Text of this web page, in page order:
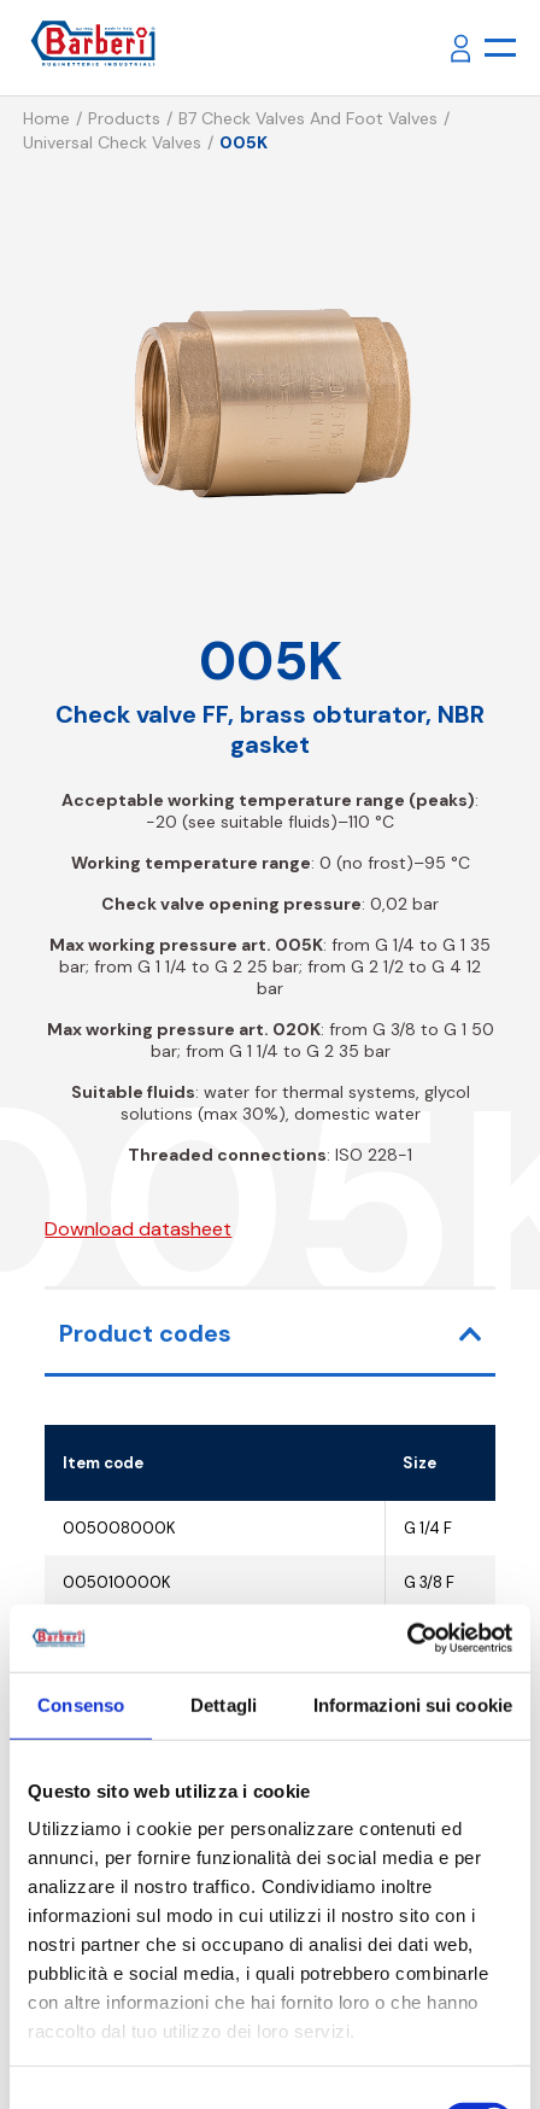
Consenso Dettagli Informazioni sui cookie
Questo sito web utilizza i cookie
Utilizziamo i cookie per personalizzare contenuti ed
annunci, per fornire funzionalità dei social media e per
analizzare il nostro traffico. Condividiamo inoltre
informazioni sul modo in cui utilizzi il nostro sito con i
nostri partner che si occupano di analisi dei dati web,
pubblicità e social media, i quali potrebbero combinarle
con altre informazioni che hai fornito loro o che hanno
raccolto dal tuo utilizzo dei loro servizi.
Home Products
B7 Check Valves And Foot Valves
Universal Check Valves
005K
005K
Check valve FF, brass obturator, NBR
gasket
Acceptable working temperature range (peaks):
-20 (see suitable fluids)–110 °C
Working temperature range: 0 (no frost)–95 °C
Check valve opening pressure: 0,02 bar
Max working pressure art. 005K: from G 1/4 to G 1 35
bar; from G 1 1/4 to G 2 25 bar; from G 2 1/2 to G 4 12
bar
Max working pressure art. 020K: from G 3/8 to G 1 50
bar; from G 1 1/4 to G 2 35 bar
Suitable fluids: water for thermal systems, glycol
solutions (max 30%), domestic water
Threaded connections: ISO 228-1
Download datasheet
Product codes
Item code Size
005008000K G 1/4 F
005010000K G 3/8 F
005015000K G 1/2 F
005025000K G 1 F
005032000K
005040000K G 1 1/2 F
005050000K G 2 F
005065000K G 2 1/2 F
005100000K G 4 F